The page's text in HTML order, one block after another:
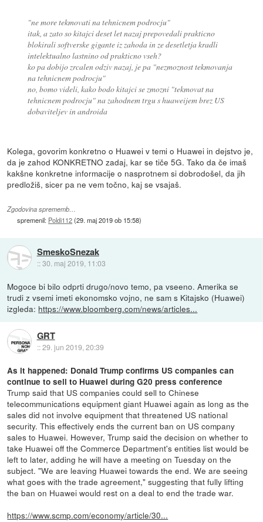
"ne more tekmovati na tehnicnem podrocju"
itak, a zato so kitajci deset let nazaj prepovedali prakticno
blokirali softverske gigante iz zahoda in ze desetletja kradli
intelektualno lastnino od prakticno vseh?
ko pa dobijo zrcalen odziv nazaj, je pa "nezmoznost tekmovanja
na tehnicnem podrocju"
no, bomo videli, kako bodo kitajci se zmozni "tekmovat na
tehnicnem podrocju" na zahodnem trgu s huaweijem brez US
dobaviteljev in androida
Kolega, govorim konkretno o Huawei v temi o Huawei in dejstvo je,
da je zahod KONKRETNO zadaj, kar se tiče 5G. Tako da če imaš
kakšne konkretne informacije o nasprotnem si dobrodošel, da jih
predložiš, sicer pa ne vem točno, kaj se vsajaš.
Zgodovina sprememb…
spremenil: Poldi112(29. maj 2019 ob 15:58)
SmeskoSnezak
::30. maj 2019, 11:03
Mogoce bi bilo odprti drugo/novo temo, pa vseeno. Amerika se
trudi z vsemi imeti ekonomsko vojno, ne sam s Kitajsko (Huawei)
izgleda: https://www.bloomberg.com/news/articles...
GRT
::29. jun 2019, 20:39
As it happened: Donald Trump confirms US companies can
continue to sell to Huawei during G20 press conference
Trump said that US companies could sell to Chinese
telecommunications equipment giant Huawei again as long as the
sales did not involve equipment that threatened US national
security. This effectively ends the current ban on US company
sales to Huawei. However, Trump said the decision on whether to
take Huawei off the Commerce Department's entities list would be
left to later, adding he will have a meeting on Tuesday on the
subject. "We are leaving Huawei towards the end. We are seeing
what goes with the trade agreement," suggesting that fully lifting
the ban on Huawei would rest on a deal to end the trade war.
https://www.scmp.com/economy/article/30...